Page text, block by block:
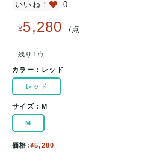
いいね！
0
¥5,280 /点
残り1点
カラー： レッド
レッド
サイズ：M
M
価格:¥5,280